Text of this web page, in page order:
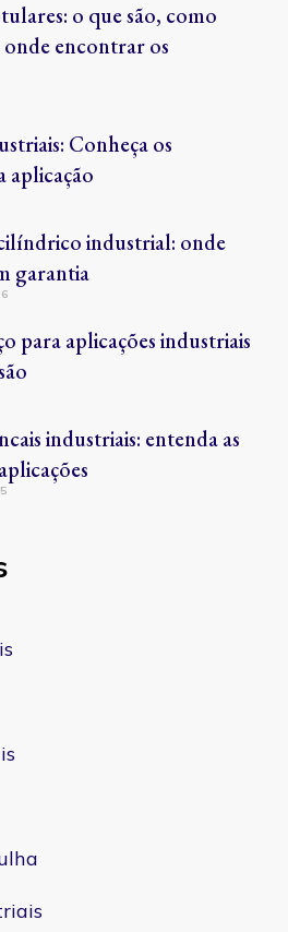
o que são, como
encontrar os
Conheça os
aplicação
industrial: onde
garantia
para aplicações industriais
industriais: entenda as